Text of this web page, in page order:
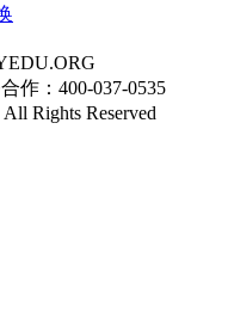
作：400-037-0535
Rights Reserved